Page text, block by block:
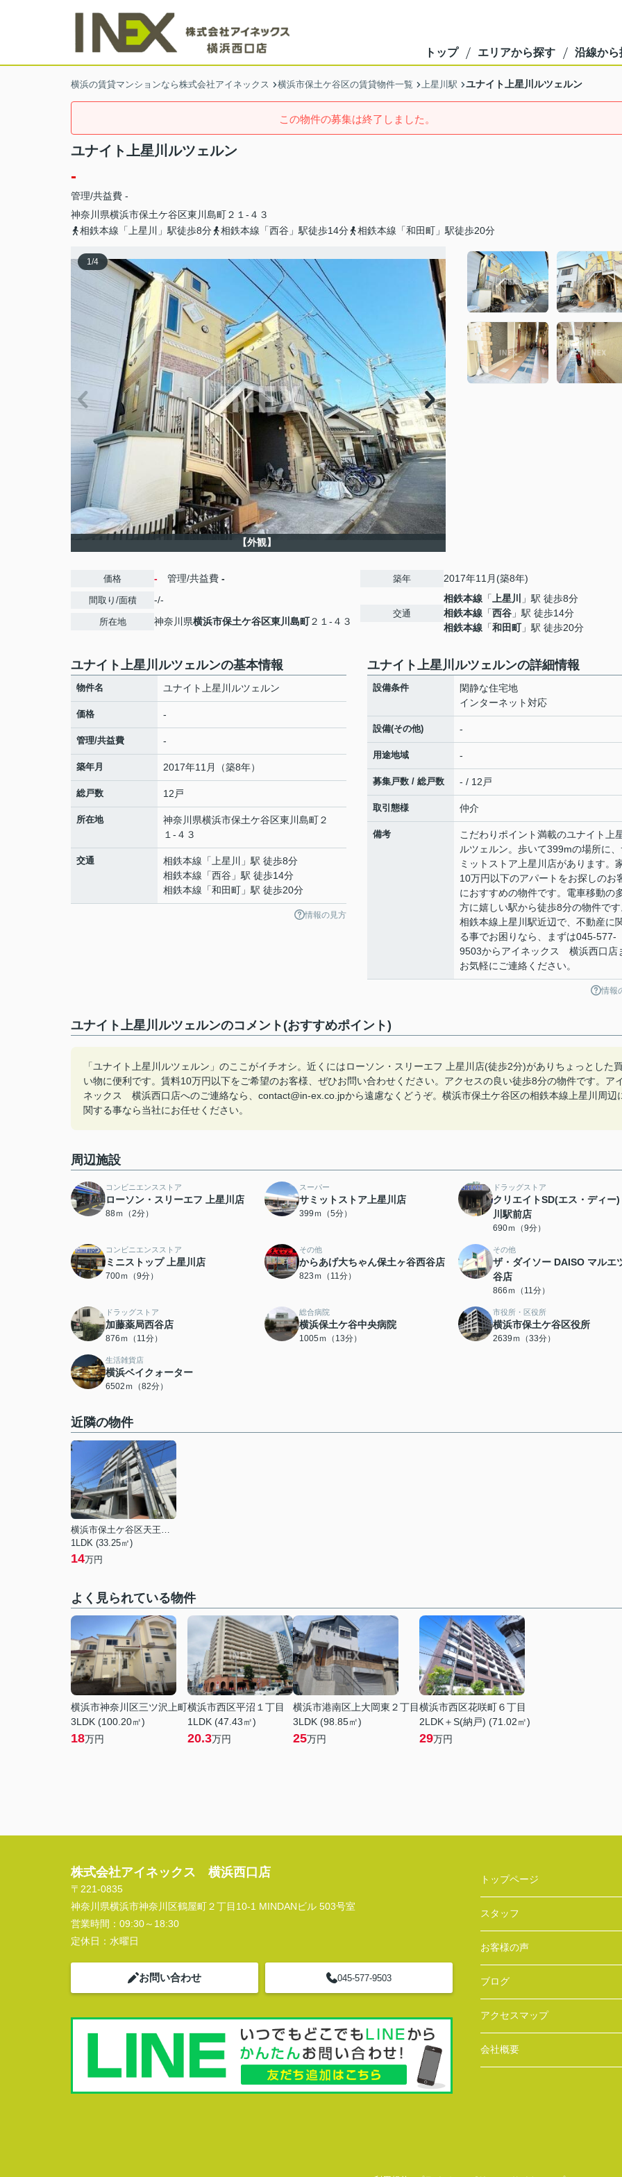
トップ エリアから探す 沿線から
横浜の賃貸マンションなら株式会社アイネックス 横浜市保土ケ谷区の賃貸物件一覧 上星川駅 ユナイト上星川ルツェルン
この物件の募集は終了しました。
ユナイト上星川ルツェルン
-
管理/共益費 -
神奈川県横浜市保土ケ谷区東川島町２１-４３
相鉄本線「上星川」駅徒歩8分
相鉄本線「西谷」駅徒歩14分 相鉄本線「和田町」駅徒歩20分
1/4
【外観】
価格 - 管理/共益費 -
間取り/面積 -/-
所在地 神奈川県横浜市保土ケ谷区東川島町２１-４３
築年 2017年11月(築8年)
交通
相鉄本線 「 上星川
」駅 徒歩8分
相鉄本線 「西谷 」駅 徒歩14分
相鉄本線 「和田町」駅 徒歩20分
ユナイト上星川ルツェルンの基本情報
物件名 ユナイト上星川ルツェルン
価格 -
管理/共益費 -
築年月 2017年11月（築8年）
総戸数 12戸
所在地 神奈川県横浜市保土ケ谷区東川島町２
１-４３
交通 相鉄本線 「 上星川
」駅 徒歩8分
相鉄本線 「西谷 」駅 徒歩14分
相鉄本線 「和田町 」駅 徒歩20分
情報の見方
ユナイト上星川ルツェルンの詳細情報
設備条件
閑静な住宅地
インターネット対応
設備(その他) -
用途地域 -
募集戸数 / 総戸数 - / 12戸
取引態様 仲介
備考
こだわりポイント満載のユナイト上
ルツェルン。歩いて399mの場所に
ミットストア上星川店があります。
10万円以下のアパートをお探しのお
におすすめの物件です。電車移動の
方に嬉しい駅から徒歩8分の物件で
相鉄本線上星川駅近辺で、不動産に
る事でお困りなら、まずは045-577-
9503からアイネックス 横浜西口店
お気軽にご連絡ください。
情報
ユナイト上星川ルツェルンのコメント(おすすめポイント)
「ユナイト上星川ルツェルン」のここがイチオシ。近くにはローソン・スリーエフ 上星川店(徒歩2分)がありちょっとした
い物に便利です。賃料10万円以下をご希望のお客様、ぜひお問い合わせください。アクセスの良い徒歩8分の物件です。ア
ネックス 横浜西口店へのご連絡なら、contact@in-ex.co.jpから遠慮なくどうぞ。横浜市保土ケ谷区の相鉄本線上星川周辺
関する事なら当社にお任せください。
周辺施設
コンビニエンスストア
ローソン・スリーエフ 上星川店
88ｍ（2分）
スーパー
サミットストア上星川店
399ｍ（5分）
ドラッグストア
クリエイトSD(エス・ディー
川駅前店
690ｍ（9分）
コンビニエンスストア
ミニストップ 上星川店
700ｍ（9分）
その他
からあげ大ちゃん保土ヶ谷西谷店
823ｍ（11分）
その他
ザ・ダイソー DAISO マルエ
谷店
866ｍ（11分）
ドラッグストア
加藤薬局西谷店
876ｍ（11分）
総合病院
横浜保土ケ谷中央病院
1005ｍ（13分）
市役所・区役所
横浜市保土ケ谷区役所
2639ｍ（33分）
生活雑貨店
横浜ベイクォーター
6502ｍ（82分）
近隣の物件
横浜市保土ケ谷区天王町１丁目
1LDK (33.25㎡)
14万円
よく見られている物件
横浜市神奈川区三ツ沢上町
3LDK (100.20㎡)
18万円
横浜市西区平沼１丁目
1LDK (47.43㎡)
20.3万円
横浜市港南区上大岡東２丁目
3LDK (98.85㎡)
25万円
横浜市西区花咲町６丁目
2LDK＋S(納戸) (71.02㎡)
29万円
株式会社アイネックス 横浜西口店
〒221-0835
神奈川県横浜市神奈川区鶴屋町２丁目10-1 MINDANビル 503号室
営業時間： 09:30～18:30
定休日： 水曜日
お問い合わせ 045-577-9503
トップページ
スタッフ
お客様の声
ブログ
アクセスマップ
会社概要